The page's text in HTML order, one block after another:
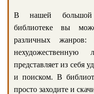
В нашей большой
библиотеке вы
различных
представляет из себя
и поиском. В
просто заходите и